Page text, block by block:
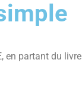
en partant du livre